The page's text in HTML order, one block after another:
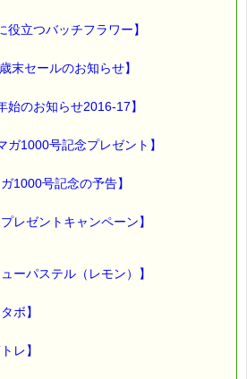
立つバッチフラワー】
末セールのお知らせ】
のお知らせ2016-17】
1000号記念プレゼント】
1000号記念の予告】
レゼントキャンペーン】
ーパステル（レモン）】
ボ】
レ】